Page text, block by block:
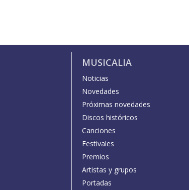
MUSICALIA
Noticias
Novedades
Próximas novedades
Discos históricos
Canciones
Festivales
Premios
Artistas y grupos
Portadas